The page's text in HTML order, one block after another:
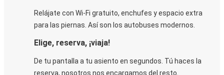
Relájate con Wi-Fi gratuito, enchufes y espacio extra
para las piernas. Así son los autobuses modernos.
Elige, reserva, ¡viaja!
De tu pantalla a tu asiento en segundos. Tú haces la
reserva, nosotros nos encargamos del resto.